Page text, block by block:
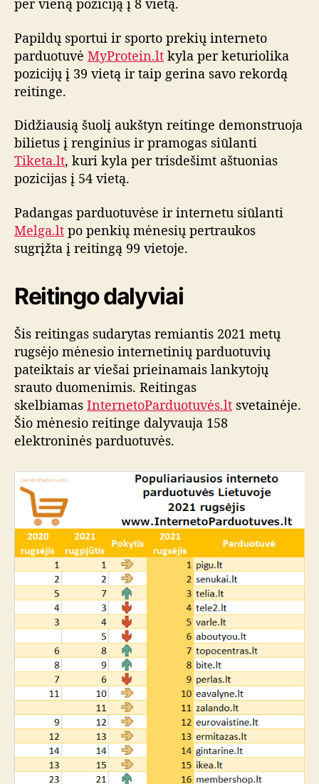
d
u
o
v
i
r
t
i
ž
v
a
l
a
per vieną poziciją į 8 vietą.
Papildų sportui ir sporto prekių interneto
parduotuvė MyProtein.lt kyla per keturiolika
pozicijų į 39 vietą ir taip gerina savo rekordą
reitinge.
Didžiausią šuolį aukštyn reitinge demonstruoja
bilietus į renginius ir pramogas siūlanti
Tiketa.lt, kuri kyla per trisdešimt aštuonias
pozicijas į 54 vietą.
Padangas parduotuvėse ir internetu siūlanti
Melga.lt po penkių mėnesių pertraukos
sugrįžta į reitingą 99 vietoje.
Reitingo dalyviai
Šis reitingas sudarytas remiantis 2021 metų
rugsėjo mėnesio internetinių parduotuvių
pateiktais ar viešai prieinamais lankytojų
srauto duomenimis. Reitingas
skelbiamas InternetoParduotuvės.lt svetainėje.
Šio mėnesio reitinge dalyvauja 158
elektroninės parduotuvės.